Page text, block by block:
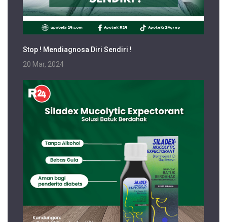
Stop ! Mendiagnosa Diri Sendiri !
20 Mar, 2024